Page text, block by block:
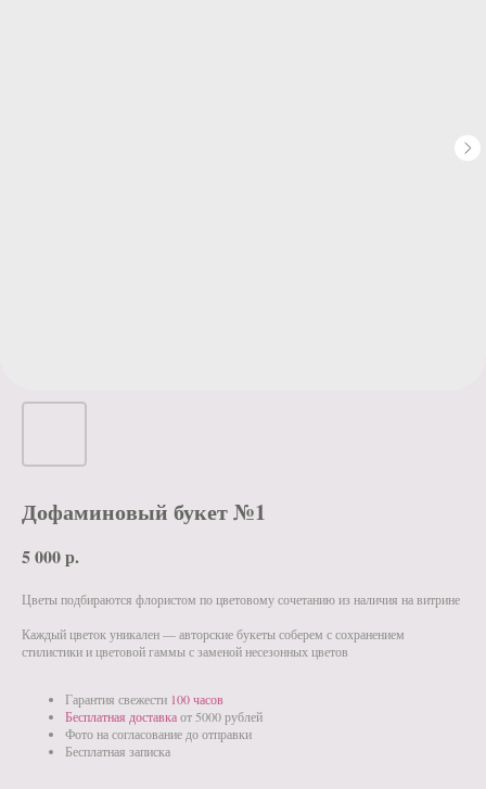
Дофаминовый букет №1
5 000р.
Цветы подбираются флористом по цветовому сочетанию из наличия на витрине
Каждый цветок уникален — авторские букеты соберем с сохранением
стилистики и цветовой гаммы с заменой несезонных цветов
Гарантия свежести 100 часов
Бесплатная доставкаот 5000 рублей
Фото на согласование до отправки
Бесплатная записка